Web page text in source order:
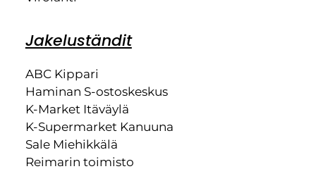
Jakeluständit
ABC Kippari
Haminan S-ostoskeskus
K-Market Itäväylä
K-Supermarket Kanuuna
Sale Miehikkälä
Reimarin toimisto